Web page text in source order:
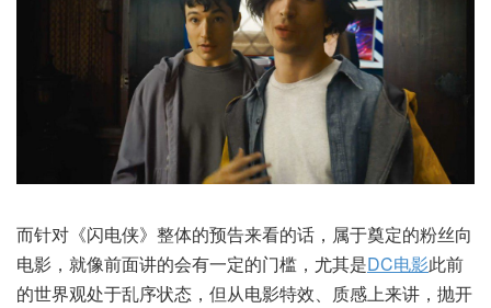
而针对《闪电侠》整体的预告来看的话，属于奠定的粉丝向
电影，就像前面讲的会有一定的门槛，尤其是DC电影此前
的世界观处于乱序状态，但从电影特效、质感上来讲，抛开